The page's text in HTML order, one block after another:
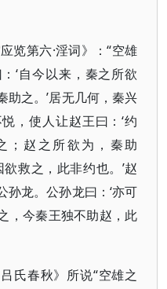
览第六·淫词》：“空雄
‘自今以来，秦之所欲
助之。’居无几何，秦兴
，使人让赵王曰：‘约
；赵之所欲为，秦助
救之，此非约也。’赵
龙。公孙龙曰：‘亦可
，今秦王独不助赵，此
氏春秋》所说“空雄之